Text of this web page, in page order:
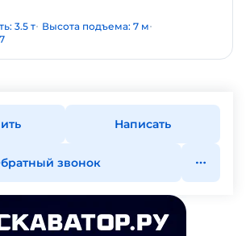
3.5 т Высота подъема: 7 м
Написать
звонок